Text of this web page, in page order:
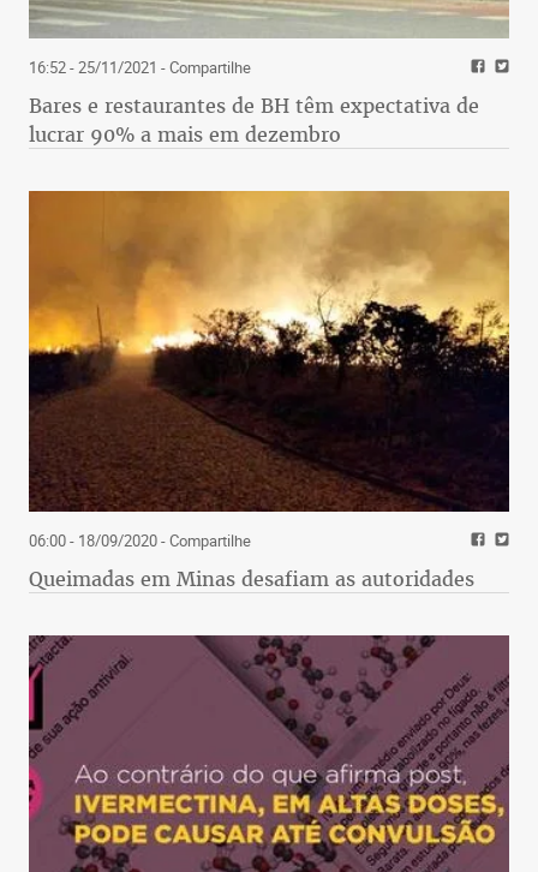
16:52 - 25/11/2021 - Compartilhe
Bares e restaurantes de BH têm expectativa de
lucrar 90% a mais em dezembro
06:00 - 18/09/2020- Compartilhe
Queimadas em Minas desafiam as autoridades